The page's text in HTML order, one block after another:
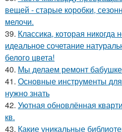
вещей - старые коробки,
мелочи.
39. Классика, которая
идеальное сочетание
белого цвета!
40. Мы делаем ремонт
41. Основные инструменты для
нужно знать
42. Уютная обновлённая
кв.
43. Какие уникальные